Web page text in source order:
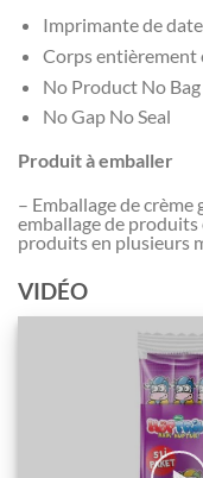
Imprimante de date
Corps entièrement
No Product No Bag
No Gap No Seal
Produit à emballer
– Emballage de crème
emballage de produits
produits en plusieurs
VIDÉO